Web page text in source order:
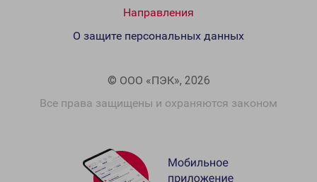
Направления
© ООО «ПЭК», 2026
Все права защищены и охраняются законом
О защите персональных данных